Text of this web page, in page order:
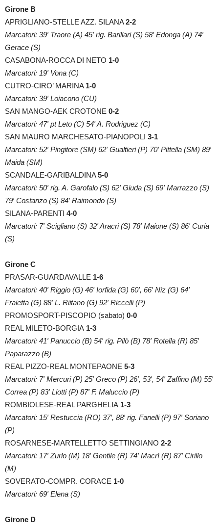
Girone B
APRIGLIANO-STELLE AZZ. SILANA2-2
Marcatori: 39′ Traore (A) 45′ rig. Barillari (S) 58′ Edonga (A) 74′
Gerace (S)
CASABONA-ROCCA DI NETO 1-0
Marcatori: 19′ Vona (C)
CUTRO-CIRO’ MARINA 1-0
Marcatori: 39′ Loiacono (CU)
SAN MANGO-AEK CROTONE 0-2
Marcatori: 47′ pt Leto (C) 54′ A. Rodriguez (C)
SAN MAURO MARCHESATO-PIANOPOLI 3-1
Marcatori: 52′ Pingitore (SM) 62′ Gualtieri (P) 70′ Pittella (SM) 89′
Maida (SM)
SCANDALE-GARIBALDINA5-0
Marcatori: 50′ rig. A. Garofalo (S) 62′ Giuda (S) 69′ Marrazzo (S)
79′ Costanzo (S) 84′ Raimondo (S)
SILANA-PARENTI 4-0
Marcatori: 7′ Scigliano (S) 32′ Aracri (S) 78′ Maione (S) 86′ Curia
(S)
Girone C
PRASAR-GUARDAVALLE 1-6
Marcatori: 40′ Riggio (G) 46′ Iorfida (G) 60′, 66′ Niz (G) 64′
Fraietta (G) 88′ L. Riitano (G) 92′ Riccelli (P)
PROMOSPORT-PISCOPIO (sabato) 0-0
REAL MILETO-BORGIA 1-3
Marcatori: 41′ Panuccio (B) 54′ rig. Pilò (B) 78′ Rotella (R) 85′
Paparazzo (B)
REAL PIZZO-REAL MONTEPAONE 5-3
Marcatori: 7′ Mercuri (P) 25′ Greco (P) 26′, 53′, 54′ Zaffino (M) 55′
Correa (P) 83′ Liotti (P) 87′ F. Maluccio (P)
ROMBIOLESE-REAL PARGHELIA 1-3
Marcatori: 15′ Restuccia (RO) 37′, 88′ rig. Fanelli (P) 97′ Soriano
(P)
ROSARNESE-MARTELLETTO SETTINGIANO 2-2
Marcatori: 17′ Zurlo (M) 18′ Gentile (R) 74′ Macrì (R) 87′ Cirillo
(M)
SOVERATO-COMPR. CORACE 1-0
Marcatori: 69′ Elena (S)
Girone D